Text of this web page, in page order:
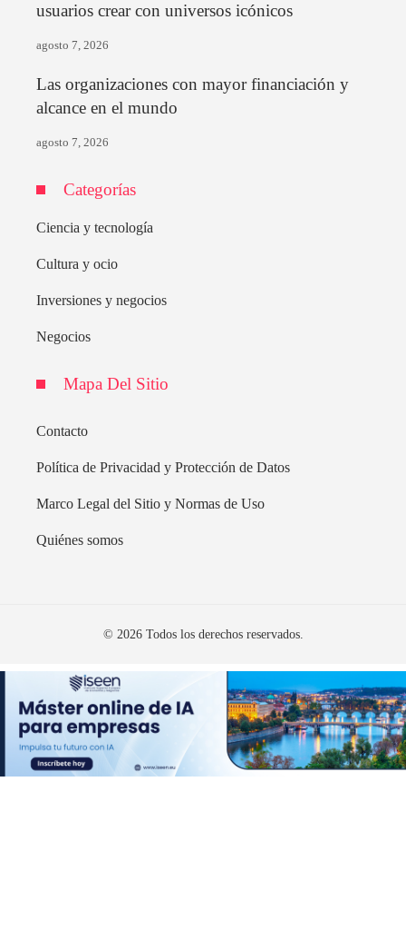
usuarios crear con universos icónicos
agosto 7, 2026
Las organizaciones con mayor financiación y
alcance en el mundo
agosto 7, 2026
Categorías
Ciencia y tecnología
Cultura y ocio
Inversiones y negocios
Negocios
Mapa Del Sitio
Contacto
Política de Privacidad y Protección de Datos
Marco Legal del Sitio y Normas de Uso
Quiénes somos
© 2026 Todos los derechos reservados.